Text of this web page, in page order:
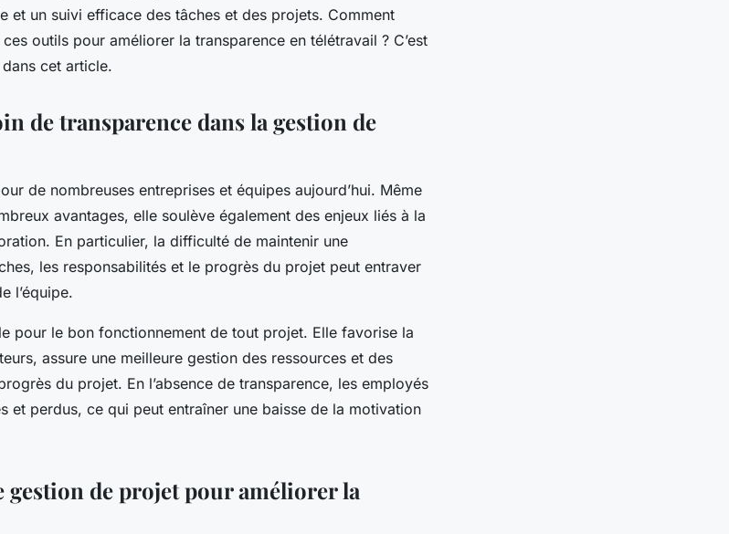
et un suivi efficace des tâches et des projets. Comment
outils pour améliorer la transparence en télétravail ? C’est
cet article.
de transparence dans la gestion de
de nombreuses entreprises et équipes aujourd’hui. Même
avantages, elle soulève également des enjeux liés à la
. En particulier, la difficulté de maintenir une
les responsabilités et le progrès du projet peut entraver
l’équipe.
pour le bon fonctionnement de tout projet. Elle favorise la
, assure une meilleure gestion des ressources et des
du projet. En l’absence de transparence, les employés
et perdus, ce qui peut entraîner une baisse de la motivation
gestion de projet pour améliorer la